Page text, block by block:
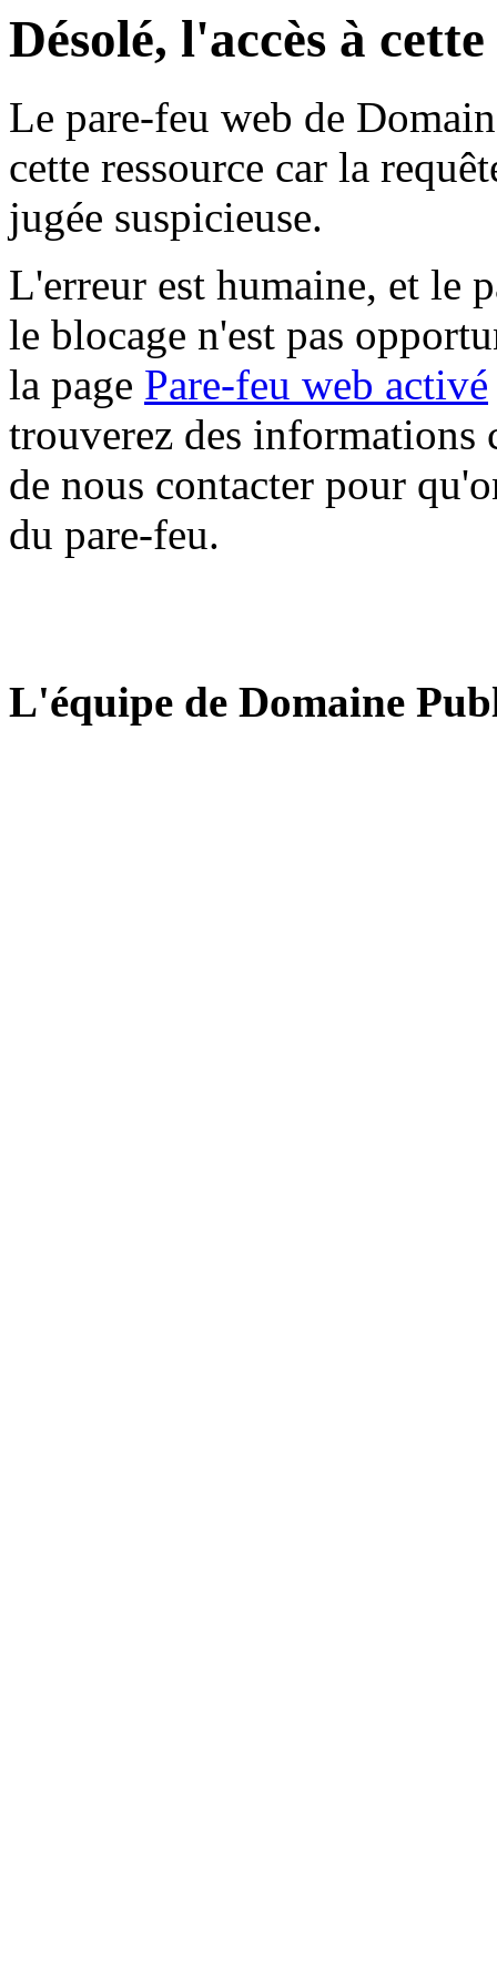
Désolé, l'accès à
Le pare-feu web de
cette ressource car la
jugée suspicieuse.
L'erreur est humaine, et le
le blocage n'est pas
la page Pare-feu web activé
trouverez des informations
de nous contacter pour
du pare-feu.
L'équipe de Domaine